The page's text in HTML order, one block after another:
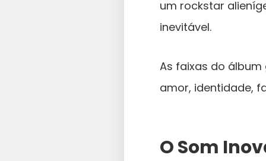
um rockstar
inevitável.
As faixas do
amor, identidade,
O Som